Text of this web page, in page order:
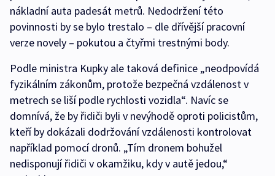
nákladní auta padesát metrů. Nedodržení této
povinnosti by se bylo trestalo – dle dřívější pracovní
verze novely – pokutou a čtyřmi trestnými body.
Podle ministra Kupky ale taková definice „neodpovídá
fyzikálním zákonům, protože bezpečná vzdálenost v
metrech se liší podle rychlosti vozidla“. Navíc se
domnívá, že by řidiči byli v nevýhodě oproti policistům,
kteří by dokázali dodržování vzdálenosti kontrolovat
například pomocí dronů. „Tím dronem bohužel
nedisponují řidiči v okamžiku, kdy v autě jedou,“